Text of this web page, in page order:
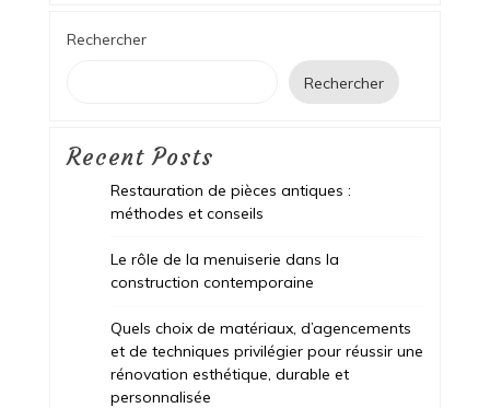
Rechercher
Rechercher
Recent Posts
Restauration de pièces antiques :
méthodes et conseils
Le rôle de la menuiserie dans la
construction contemporaine
Quels choix de matériaux, d’agencements
et de techniques privilégier pour réussir une
rénovation esthétique, durable et
personnalisée